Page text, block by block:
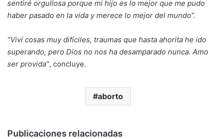
sentiré orgullosa porque mi hijo es lo mejor que me pudo
haber pasado en la vida y merece lo mejor del mundo”.
“Viví cosas muy difíciles, traumas que hasta ahorita he ido
superando, pero Dios no nos ha desamparado nunca. Amo
ser provida”, concluye.
aborto
Publicaciones relacionadas